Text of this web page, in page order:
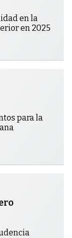
en la
en 2025
para la